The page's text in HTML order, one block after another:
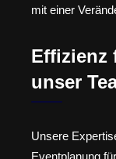
mit einer
Effizienz
unser
Unsere
Eventplanung